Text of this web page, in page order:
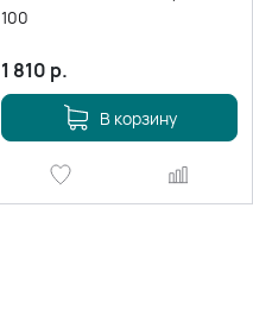
100
1 810 р.
В корзину